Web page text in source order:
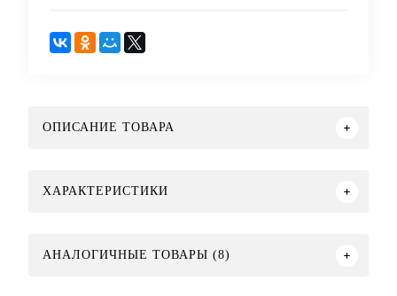
ОПИСАНИЕ ТОВАРА
ХАРАКТЕРИСТИКИ
АНАЛОГИЧНЫЕ ТОВАРЫ (8)